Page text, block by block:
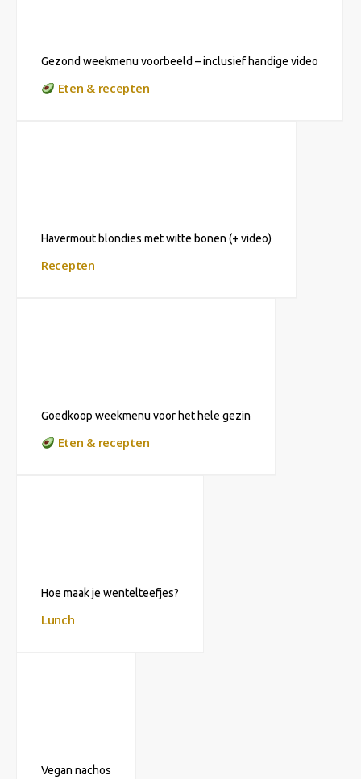
Gezond weekmenu voorbeeld – inclusief handige video
Eten & recepten
Havermout blondies met witte bonen (+ video)
Recepten
Goedkoop weekmenu voor het hele gezin
Eten & recepten
Hoe maak je wentelteefjes?
Lunch
Vegan nachos